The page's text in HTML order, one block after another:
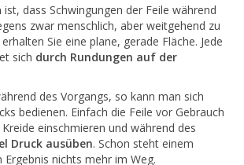
dass Schwingungen der Feile während
zwar menschlich, aber weitgehend zu
Sie eine plane, gerade Fläche. Jede
sich durch Rundungen auf der
des Vorgangs, so kann man sich
bedienen. Einfach die Feile vor Gebrauch
einschmieren und während des
Druck ausüben. Schon steht einem
Ergebnis nichts mehr im Weg.